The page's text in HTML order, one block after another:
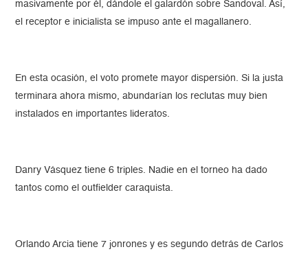
masivamente por él, dándole el galardón sobre Sandoval. Así,
el receptor e inicialista se impuso ante el magallanero.
En esta ocasión, el voto promete mayor dispersión. Si la justa
terminara ahora mismo, abundarían los reclutas muy bien
instalados en importantes lideratos.
Danry Vásquez tiene 6 triples. Nadie en el torneo ha dado
tantos como el outfielder caraquista.
Orlando Arcia tiene 7 jonrones y es segundo detrás de Carlos